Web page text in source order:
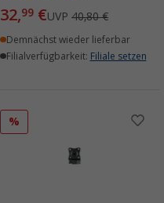
32,99 €UVP 40,80 €
Demnächst wieder lieferbar
Filialverfügbarkeit: Filiale setzen
%